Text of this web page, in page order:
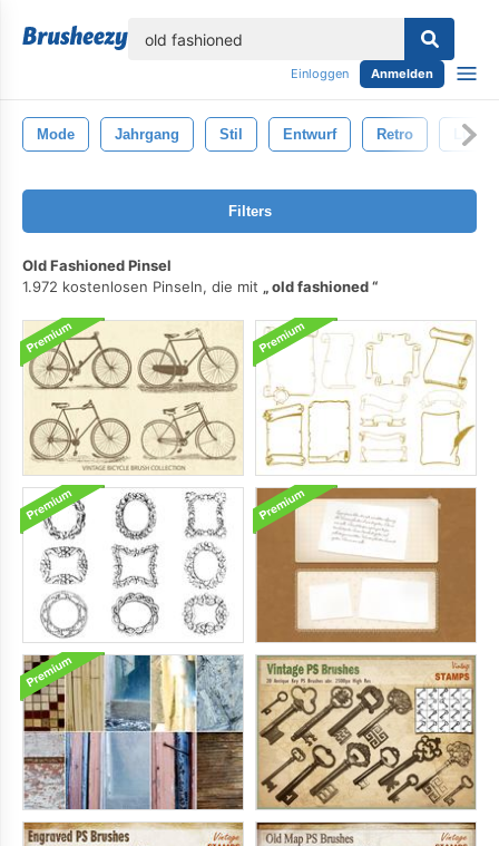
Einloggen Anmelden
Mode Jahrgang Stil Entwurf Retro Luxus
Filters
Old Fashioned Pinsel
1.972 kostenlosen Pinseln, die mit
old fashioned